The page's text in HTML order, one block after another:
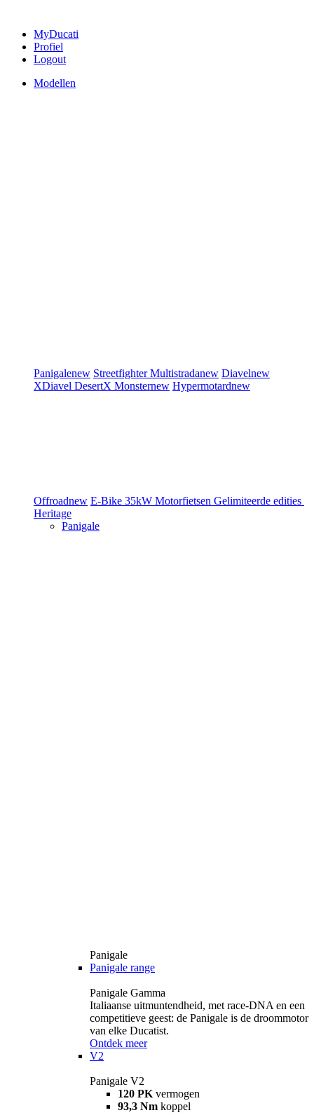
MyDucati
Profiel
Logout
Modellen
Panigalenew StreetfighterMultistradanew Diavelnew
XDiavel DesertX Monsternew Hypermotardnew
Offroadnew E-Bike 35kW Motorfietsen Gelimiteerde edities
Heritage
Panigale
Panigale
Panigale range
Panigale Gamma
Italiaanse uitmuntendheid, met race-DNA en een
competitieve geest: de Panigale is de droommotor
van elke Ducatist.
Ontdek meer
V2
Panigale V2
120 PK vermogen
93,3 Nm koppel